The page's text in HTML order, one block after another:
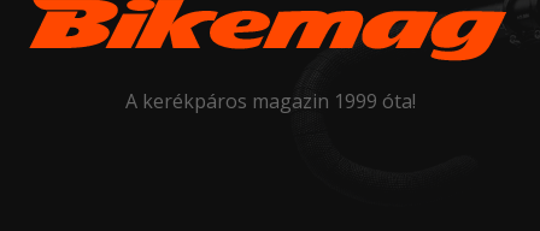
A kerékpáros magazin 1999 óta!